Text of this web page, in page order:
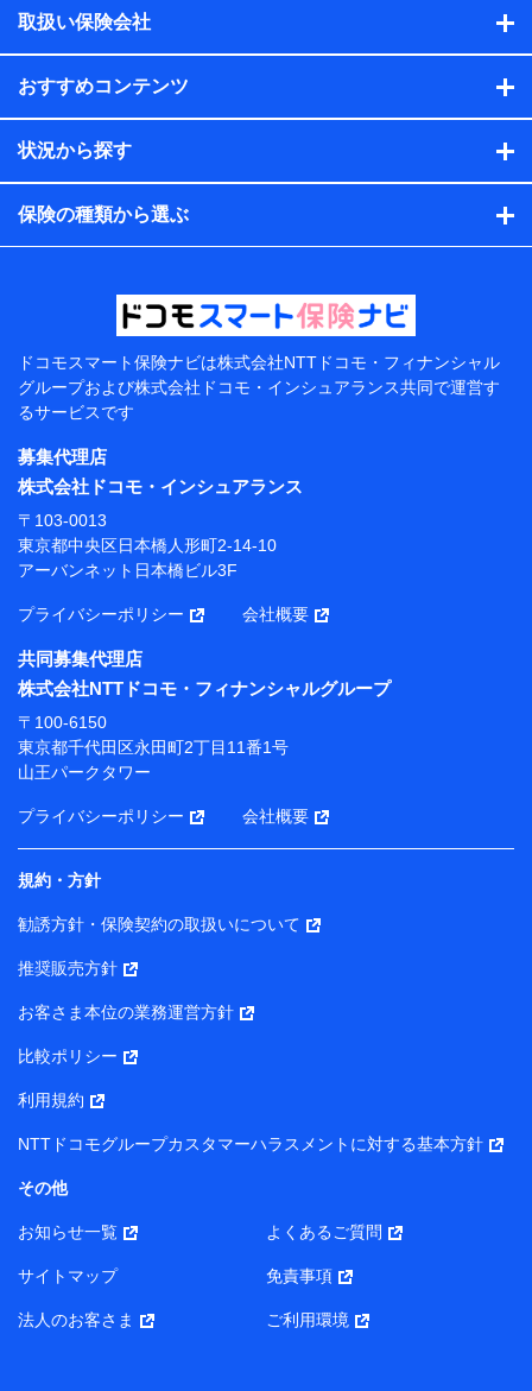
ル内容や送信履歴の情報及び保険の更改案内等を提供し
保険契約情報
当社または株式会社NTTドコモ・フィナンシャルグルー
プが取得し、又は保有する保険契約に関する情報。例と
して、保険契約者及び被保険者の氏名、住所、生年月
日、性別、保険契約者と被保険者の関係、保険加入の目
的、保険商品の内容、保険料、保険料のお支払方法、車
のメーカーや走行距離などの情報、建物の構造や築年数
などの情報、ペットの種類や年齢などの情報などが含ま
提供当事者から受領当事者が個人データを取得する方法
電子的・電磁的方法等
【共同して利用する者の範囲】
当社
株式会社NTTドコモ・フィナンシャルグループ
【利用目的】
当社または株式会社NTTドコモ・フィナンシャルグルー
プが提供する保険関連サービスにおけるユーザー登録受
付および管理のため
当社または株式会社NTTドコモ・フィナンシャルグルー
携会社の保険その他に関する情報を提供するため、また
維持管理等の委託業務遂行のため、またそれらに付帯、
関連する当社または株式会社NTTドコモ・フィナンシャ
ルグループおよび提携会社のサービスを案内、提供する
ため
（各サービスで取得したサービス利用履歴、ウェブサイ
トの閲覧履歴、購買履歴、ご契約内容等のパーソナルデ
ータを分析して、お客さまの趣味・嗜好・傾向に応じた
サービス・商品等に関するご提案や広告の配信等を行う
ことがあります。）
各種セミナーの開催のため
コンサルティングサービスの実施のため
アンケートやキャンペーン等の実施のため
上記に係る案内・手続き・管理等付帯業務を行うため
所・代表者名】
り）
株式会社NTTドコモ・フィナンシャルグループ 代表取締役
社長 廣井 孝史
東京都中央区日本橋人形町2-14-10 アーバンネット日本橋
株式会社ドコモ・インシュアランス 代表取締役社長 吉
村 忠義
また当社は、オンライン面談による保険のご相談にあたっ
取扱い保険会社
おすすめコンテンツ
状況から探す
保険の種類から選ぶ
ドコモスマート保険ナビは株式会社NTTドコモ・フィナンシャル
グループおよび株式会社ドコモ・インシュアランス共同で運営す
るサービスです
募集代理店
株式会社ドコモ・インシュアランス
〒103-0013
東京都中央区日本橋人形町2-14-10
アーバンネット日本橋ビル3F
プライバシーポリシー 会社概要
共同募集代理店
株式会社NTTドコモ・フィナンシャルグループ
〒100-6150
東京都千代田区永田町2丁目11番1号
山王パークタワー
プライバシーポリシー 会社概要
規約・方針
勧誘方針・保険契約の取扱いについて
推奨販売方針
お客さま本位の業務運営方針
比較ポリシー
利用規約
NTTドコモグループカスタマーハラスメントに対する基本方針
その他
お知らせ一覧 よくあるご質問
サイトマップ 免責事項
法人のお客さま ご利用環境